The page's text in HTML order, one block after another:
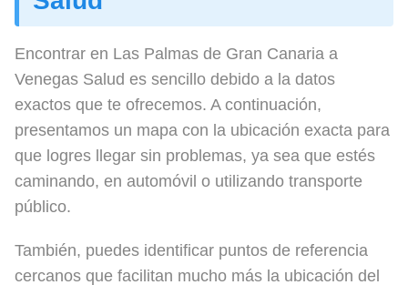
Encontrar en Las Palmas de Gran Canaria a
Venegas Salud es sencillo debido a la datos
exactos que te ofrecemos. A continuación,
presentamos un mapa con la ubicación exacta para
que logres llegar sin problemas, ya sea que estés
caminando, en automóvil o utilizando transporte
público.
También, puedes identificar puntos de referencia
cercanos que facilitan mucho más la ubicación del